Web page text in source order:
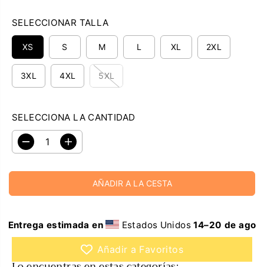
R
U
A
SELECCIONAR TALLA
XS S M L XL 2XL
3XL 4XL 5XL
SELECCIONA LA CANTIDAD
D
i
m
l
a
A
u
e
a
n
AÑADIR A LA CESTA
Entrega estimada en Estados Unidos14⁠–20 de ago
Añadir a Favoritos